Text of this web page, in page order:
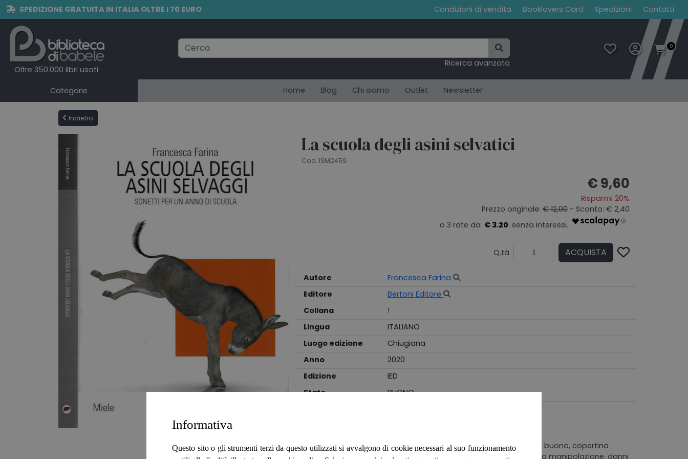
SPEDIZIONE GRATUITA IN ITALIA OLTRE I 70 EURO Condizioni di vendita Booklovers Card Spedizioni Contatti
Oltre 350.000 libri usati
Ricerca avanzata
0
Categorie Home Blog Chi siamo Outlet Newsletter
Indietro
La scuola degli asini selvatici
Cod. ISM2459
€ 9,60
Risparmi 20%
Prezzo originale: € 12,00 - Sconto: € 2,40
€ 3.20
Q.tà ACQUISTA
Autore
Francesca Farina
Editore
Bertoni Editore
Collana
!
Lingua
ITALIANO
Luogo edizione
Chiugiana
Anno
2020
Edizione
IED
Stato
BUONO
Brossura filo refe con bandelle, usato con aspetto interno molto buono, copertina
illustrata da composizione grafica, segnata da comuni tracce da manipolazione, danni
Informativa
Questo sito o gli strumenti terzi da questo utilizzati si avvalgono di cookie necessari al suo funzionamento